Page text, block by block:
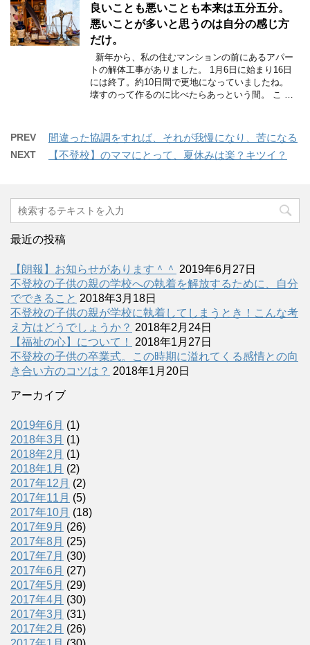
良いことも悪いことも本来は五分五分。
悪いことが多いと思うのは自分の感じ方
だけ。
新年から、私の住むマンションの前にあるアパー
トの解体工事がありました。 1月6日に始まり16日
には終了。約10日間で更地になっていましたね。
壊すのって作るのに比べたらあっという間。 こ …
PREV 間違った協調をすれば、それが我慢になり、苦になる
NEXT 【不登校】のママにとって、夏休みは楽？キツイ？
最近の投稿
【朗報】お知らせがあります＾＾ 2019年6月27日
不登校の子供の親の学校への執着を解放するために、自分
でできること 2018年3月18日
不登校の子供の親が学校に執着してしまうとき！こんな考
え方はどうでしょうか？ 2018年2月24日
【福祉の心】について！
2018年1月27日
不登校の子供の卒業式。この時期に溢れてくる感情との向
き合い方のコツは？ 2018年1月20日
アーカイブ
2019年6月 (1)
2018年3月 (1)
2018年2月 (1)
2018年1月 (2)
2017年12月 (2)
2017年11月 (5)
2017年10月 (18)
2017年9月 (26)
2017年8月 (25)
2017年7月 (30)
2017年6月 (27)
2017年5月 (29)
2017年4月 (30)
2017年3月 (31)
2017年2月 (26)